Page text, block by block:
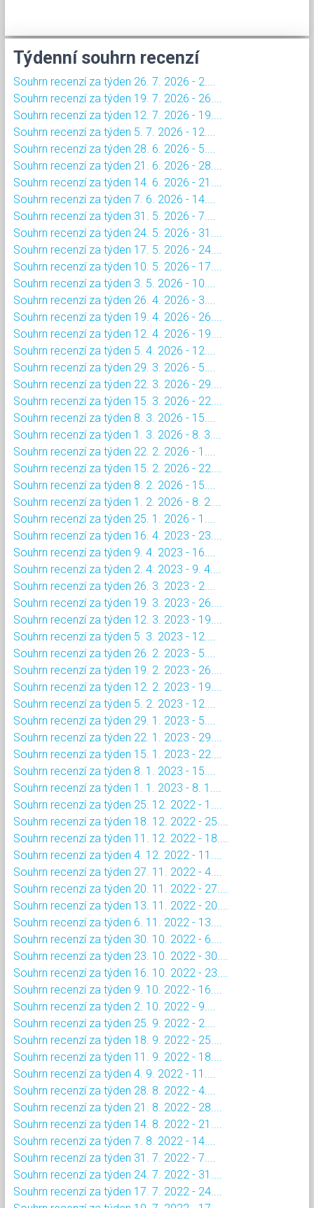
Týdenní souhrn recenzí
Souhrn recenzí za týden 26. 7. 2026 - 2....
Souhrn recenzí za týden 19. 7. 2026 - 26....
Souhrn recenzí za týden 12. 7. 2026 - 19....
Souhrn recenzí za týden 5. 7. 2026 - 12....
Souhrn recenzí za týden 28. 6. 2026 - 5....
Souhrn recenzí za týden 21. 6. 2026 - 28....
Souhrn recenzí za týden 14. 6. 2026 - 21....
Souhrn recenzí za týden 7. 6. 2026 - 14....
Souhrn recenzí za týden 31. 5. 2026 - 7....
Souhrn recenzí za týden 24. 5. 2026 - 31....
Souhrn recenzí za týden 17. 5. 2026 - 24....
Souhrn recenzí za týden 10. 5. 2026 - 17....
Souhrn recenzí za týden 3. 5. 2026 - 10....
Souhrn recenzí za týden 26. 4. 2026 - 3....
Souhrn recenzí za týden 19. 4. 2026 - 26....
Souhrn recenzí za týden 12. 4. 2026 - 19....
Souhrn recenzí za týden 5. 4. 2026 - 12....
Souhrn recenzí za týden 29. 3. 2026 - 5....
Souhrn recenzí za týden 22. 3. 2026 - 29....
Souhrn recenzí za týden 15. 3. 2026 - 22....
Souhrn recenzí za týden 8. 3. 2026 - 15....
Souhrn recenzí za týden 1. 3. 2026 - 8. 3....
Souhrn recenzí za týden 22. 2. 2026 - 1....
Souhrn recenzí za týden 15. 2. 2026 - 22....
Souhrn recenzí za týden 8. 2. 2026 - 15....
Souhrn recenzí za týden 1. 2. 2026 - 8. 2....
Souhrn recenzí za týden 25. 1. 2026 - 1....
Souhrn recenzí za týden 16. 4. 2023 - 23....
Souhrn recenzí za týden 9. 4. 2023 - 16....
Souhrn recenzí za týden 2. 4. 2023 - 9. 4....
Souhrn recenzí za týden 26. 3. 2023 - 2....
Souhrn recenzí za týden 19. 3. 2023 - 26....
Souhrn recenzí za týden 12. 3. 2023 - 19....
Souhrn recenzí za týden 5. 3. 2023 - 12....
Souhrn recenzí za týden 26. 2. 2023 - 5....
Souhrn recenzí za týden 19. 2. 2023 - 26....
Souhrn recenzí za týden 12. 2. 2023 - 19....
Souhrn recenzí za týden 5. 2. 2023 - 12....
Souhrn recenzí za týden 29. 1. 2023 - 5....
Souhrn recenzí za týden 22. 1. 2023 - 29....
Souhrn recenzí za týden 15. 1. 2023 - 22....
Souhrn recenzí za týden 8. 1. 2023 - 15....
Souhrn recenzí za týden 1. 1. 2023 - 8. 1....
Souhrn recenzí za týden 25. 12. 2022 - 1....
Souhrn recenzí za týden 18. 12. 2022 - 25....
Souhrn recenzí za týden 11. 12. 2022 - 18....
Souhrn recenzí za týden 4. 12. 2022 - 11....
Souhrn recenzí za týden 27. 11. 2022 - 4....
Souhrn recenzí za týden 20. 11. 2022 - 27....
Souhrn recenzí za týden 13. 11. 2022 - 20....
Souhrn recenzí za týden 6. 11. 2022 - 13....
Souhrn recenzí za týden 30. 10. 2022 - 6....
Souhrn recenzí za týden 23. 10. 2022 - 30....
Souhrn recenzí za týden 16. 10. 2022 - 23....
Souhrn recenzí za týden 9. 10. 2022 - 16....
Souhrn recenzí za týden 2. 10. 2022 - 9....
Souhrn recenzí za týden 25. 9. 2022 - 2....
Souhrn recenzí za týden 18. 9. 2022 - 25....
Souhrn recenzí za týden 11. 9. 2022 - 18....
Souhrn recenzí za týden 4. 9. 2022 - 11....
Souhrn recenzí za týden 28. 8. 2022 - 4....
Souhrn recenzí za týden 21. 8. 2022 - 28....
Souhrn recenzí za týden 14. 8. 2022 - 21....
Souhrn recenzí za týden 7. 8. 2022 - 14....
Souhrn recenzí za týden 31. 7. 2022 - 7....
Souhrn recenzí za týden 24. 7. 2022 - 31....
Souhrn recenzí za týden 17. 7. 2022 - 24....